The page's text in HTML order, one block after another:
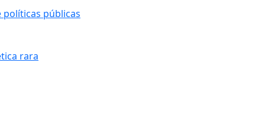
políticas públicas
rara